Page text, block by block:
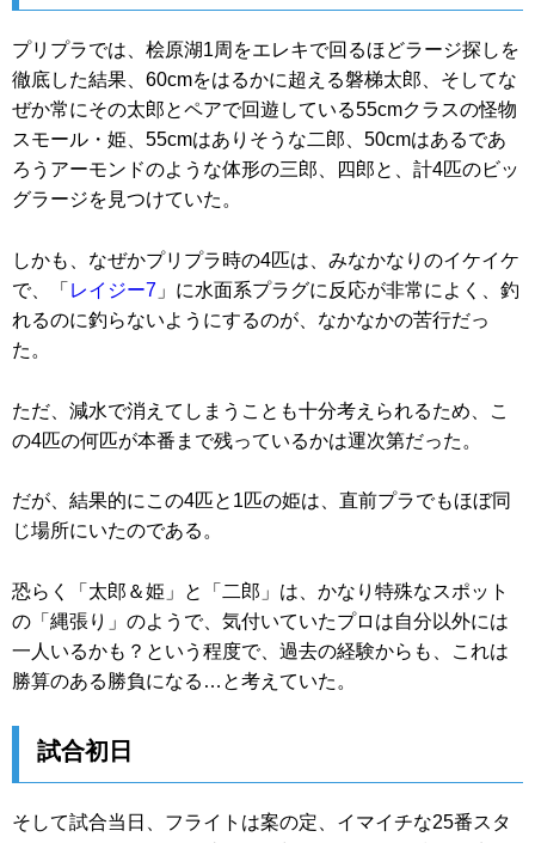
プリプラでは、桧原湖1周をエレキで回るほどラージ探しを
徹底した結果、60cmをはるかに超える磐梯太郎、そしてな
ぜか常にその太郎とペアで回遊している55cmクラスの怪物
スモール・姫、55cmはありそうな二郎、50cmはあるであ
ろうアーモンドのような体形の三郎、四郎と、計4匹のビッ
グラージを見つけていた。
しかも、なぜかプリプラ時の4匹は、みなかなりのイケイケ
で、「 レイジー7 」に水面系プラグに反応が非常によく、釣
れるのに釣らないようにするのが、なかなかの苦行だっ
た。
ただ、減水で消えてしまうことも十分考えられるため、こ
の4匹の何匹が本番まで残っているかは運次第だった。
だが、結果的にこの4匹と1匹の姫は、直前プラでもほぼ同
じ場所にいたのである。
恐らく「太郎＆姫」と「二郎」は、かなり特殊なスポット
の「縄張り」のようで、気付いていたプロは自分以外には
一人いるかも？という程度で、過去の経験からも、これは
勝算のある勝負になる…と考えていた。
試合初日
そして試合当日、フライトは案の定、イマイチな25番スタ